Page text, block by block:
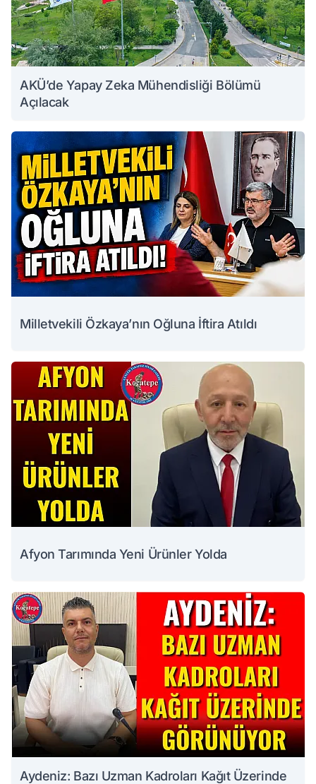
AKÜ’de Yapay Zeka Mühendisliği Bölümü
Açılacak
Milletvekili Özkaya’nın Oğluna İftira Atıldı
Afyon Tarımında Yeni Ürünler Yolda
Aydeniz: Bazı Uzman Kadroları Kağıt Üzerinde